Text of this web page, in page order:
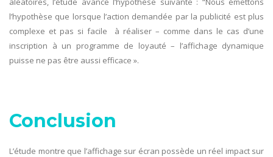
l’hypothèse que lorsque l’action demandée par la publicité est plus
complexe et pas si facile à réaliser – comme dans le cas d’une
inscription à un programme de loyauté – l’affichage dynamique
puisse ne pas être aussi efficace ».
Conclusion
L’étude montre que l’affichage sur écran possède un réel impact sur